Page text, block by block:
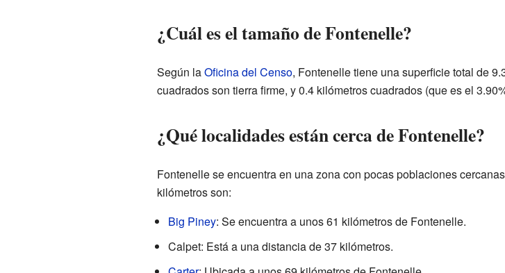
¿Cuál es el tamaño de Fontenelle?
Según laOficina del Censo, Fontenelle tiene una superficie total de
cuadrados son tierra firme, y 0.4 kilómetros cuadrados (que es el
¿Qué localidades están cerca de Fontenelle?
Fontenelle se encuentra en una zona con pocas poblaciones
kilómetros son:
Big Piney: Se encuentra a unos 61 kilómetros de Fontenelle.
Calpet: Está a una distancia de 37 kilómetros.